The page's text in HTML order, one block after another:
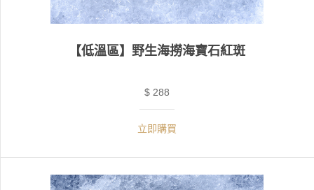
【低溫區】野生海撈海寶石紅斑
$ 288
立即購買